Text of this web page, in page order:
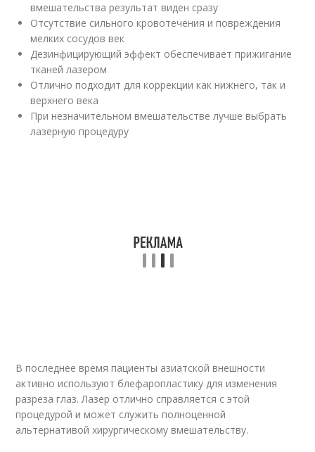
вмешательства результат виден сразу
Отсутствие сильного кровотечения и повреждения
мелких сосудов век
Дезинфицирующий эффект обеспечивает прижигание
тканей лазером
Отлично подходит для коррекции как нижнего, так и
верхнего века
При незначительном вмешательстве лучше выбрать
лазерную процедуру
В последнее время пациенты азиатской внешности
активно используют блефаропластику для изменения
разреза глаз. Лазер отлично справляется с этой
процедурой и может служить полноценной
альтернативой хирургическому вмешательству.